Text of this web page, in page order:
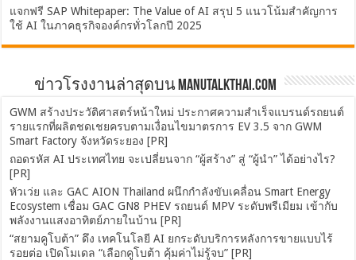
แจกฟรี SAP Whitepaper: The Value of AI สรุป 5 แนวโน้มสำคัญการ
ใช้ AI ในภาคธุรกิจองค์กรทั่วโลกปี 2025
ข่าวโรงงานล่าสุดบน ManuTalkThai.com
GWM สร้างประวัติศาสตร์หน้าใหม่ ประกาศความสำเร็จแบรนด์รถยนต์
รายแรกที่ผลิตชดเชยครบตามเงื่อนไขมาตรการ EV 3.5 จาก GWM
Smart Factory จังหวัดระยอง [PR]
ถอดรหัส AI ประเทศไทย จะเปลี่ยนจาก “ผู้สร้าง” สู่ “ผู้นำ” ได้อย่างไร?
[PR]
หัวเว่ย และ GAC AION Thailand ผนึกกำลังขับเคลื่อน Smart Energy
Ecosystem เชื่อม GAC GN8 PHEV รถยนต์ MPV ระดับพรีเมียม เข้ากับ
พลังงานแสงอาทิตย์ภายในบ้าน [PR]
“สยามคูโบต้า” ดึง เทคโนโลยี AI ยกระดับบริการหลังการขายแบบไร้
รอยต่อ เปิดโมเดล “เลือกคูโบต้า คุ้มค่าไม่รู้จบ” [PR]